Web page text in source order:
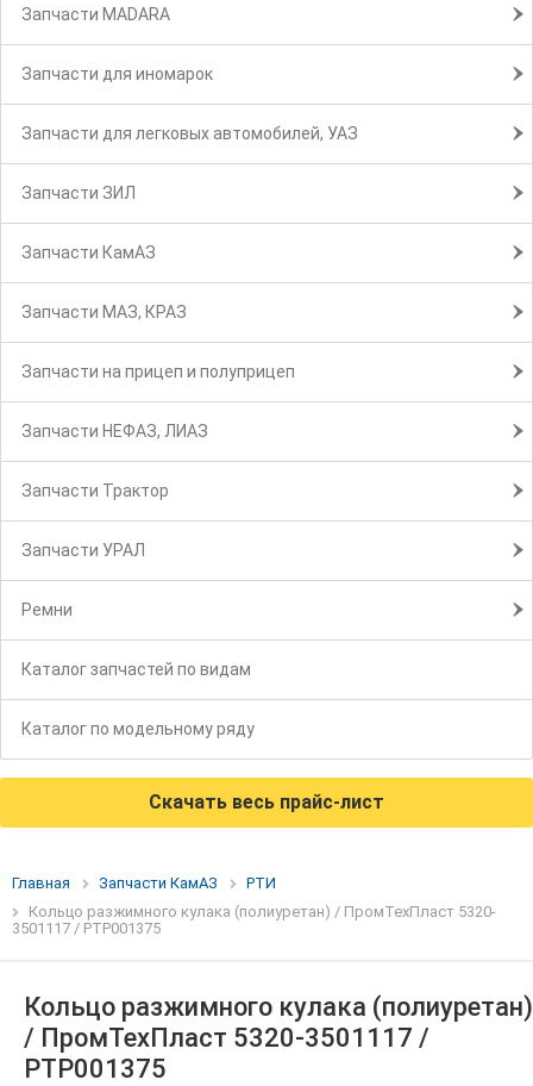
Запчасти MADARA
Запчасти для иномарок
Запчасти для легковых автомобилей, УАЗ
Запчасти ЗИЛ
Запчасти КамАЗ
Запчасти МАЗ, КРАЗ
Запчасти на прицеп и полуприцеп
Запчасти НЕФАЗ, ЛИАЗ
Запчасти Трактор
Запчасти УРАЛ
Ремни
Каталог запчастей по видам
Каталог по модельному ряду
Скачать весь прайс-лист
Главная Запчасти КамАЗ
РТИ
Кольцо разжимного кулака (полиуретан) / ПромТехПласт 5320-
3501117 / РТР001375
Кольцо разжимного кулака (полиуретан)
/ ПромТехПласт 5320-3501117 /
РТР001375